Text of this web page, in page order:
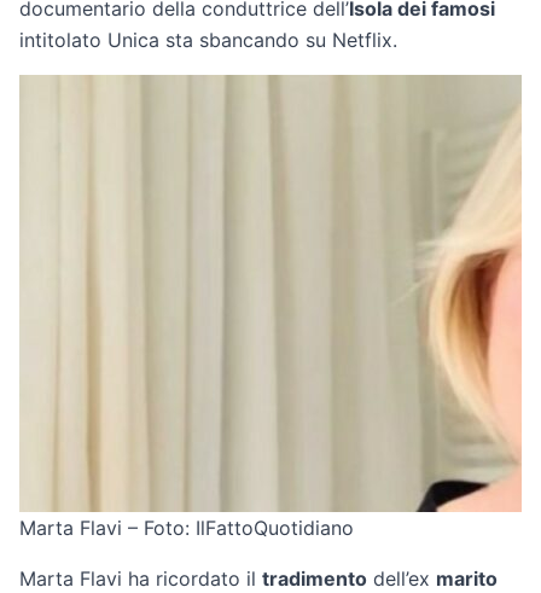
documentario della conduttrice dell’Isola dei famosi
intitolato Unica sta sbancando su Netflix.
Marta Flavi – Foto: IlFattoQuotidiano
Marta Flavi ha ricordato il tradimento dell’ex marito